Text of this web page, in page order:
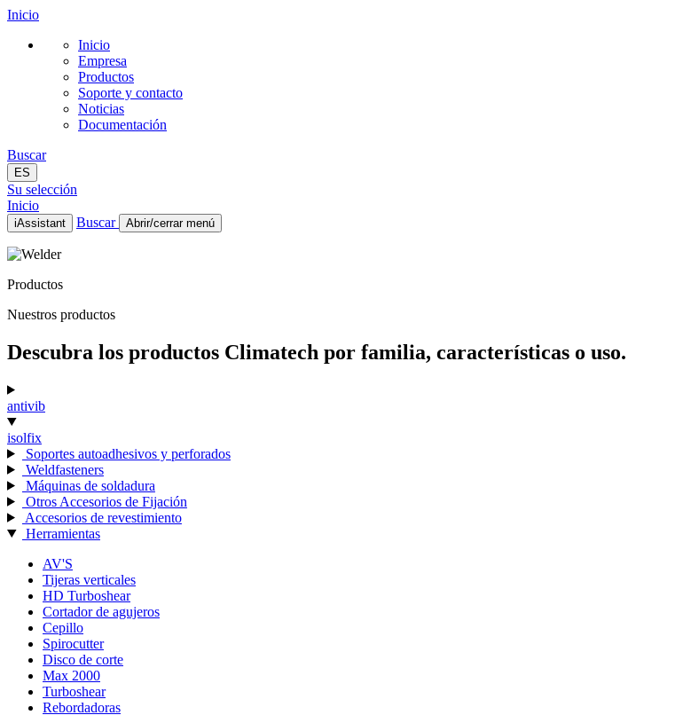
Inicio
Inicio
Empresa
Productos
Soporte y contacto
Noticias
Documentación
Buscar
ES
Su selección
Inicio
iAssistant Buscar Abrir/cerrar menú
Inicio
Productos
Noticias
ES
Productos
Nuestros productos
Descubra los productos Climatech por familia, características o uso.
antivib
isolfix
Soportes autoadhesivos y perforados
Weldfasteners
Máquinas de soldadura
Otros Accesorios de Fijación
Accesorios de revestimiento
Herramientas
AV'S
Tijeras verticales
HD Turboshear
Cortador de agujeros
Cepillo
Spirocutter
Disco de corte
Max 2000
Turboshear
Rebordadoras